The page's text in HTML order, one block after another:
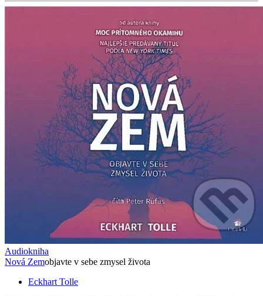
Audiokniha
Nová Zemobjavte v sebe zmysel života
Eckhart Tolle